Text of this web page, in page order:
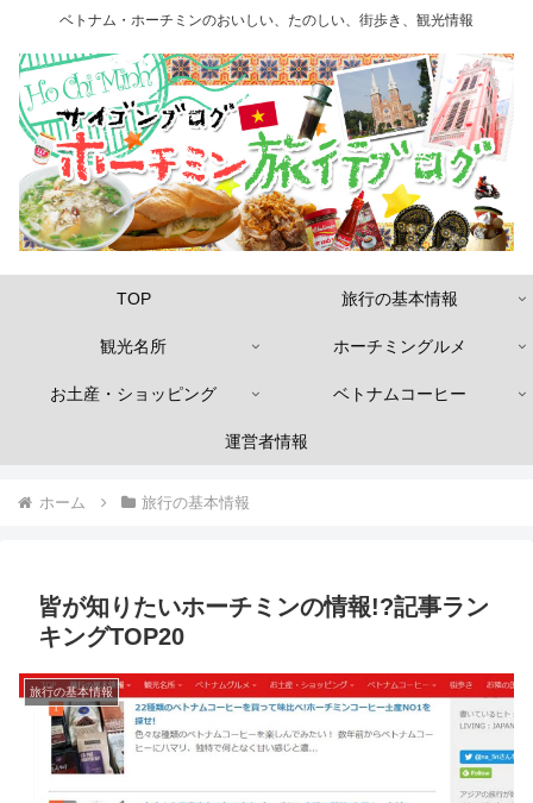
ベトナム・ホーチミンのおいしい、たのしい、街歩き、観光情報
TOP 旅行の基本情報
観光名所 ホーチミングルメ
お土産・ショッピング ベトナムコーヒー
運営者情報
ホーム 旅行の基本情報
皆が知りたいホーチミンの情報!?記事ラン
キングTOP20
旅行の基本情報